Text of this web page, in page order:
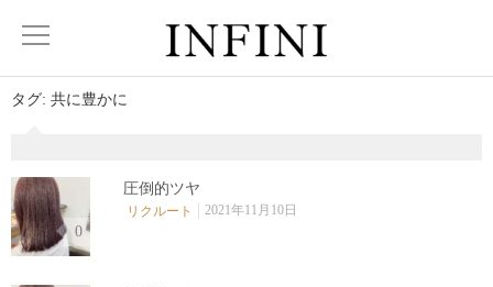
タグ: 共に豊かに
0
圧倒的ツヤ
リクルート 2021年11月10日